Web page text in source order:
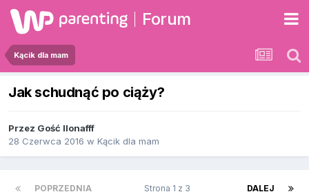
Forum
Kącik dla mam
Jak schudnąć po ciąży?
Przez Gość Ilonafff
28 Czerwca 2016 w Kącik dla mam
POPRZEDNIA DALEJ
Strona 1 z 3